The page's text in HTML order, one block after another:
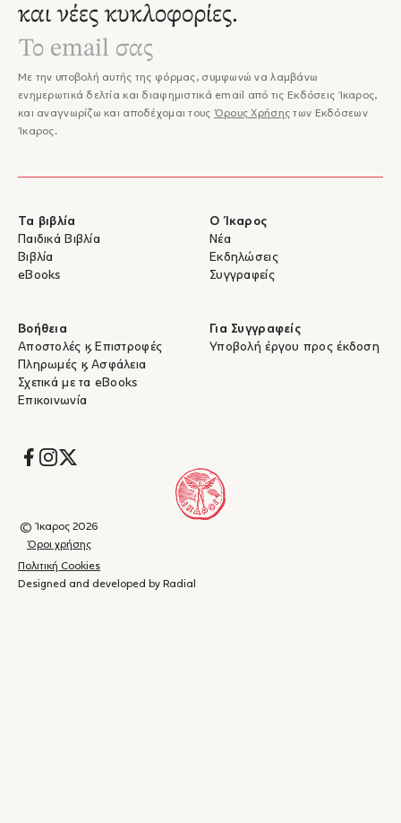
και νέες κυκλοφορίες.
Με την υποβολή αυτής της φόρμας, συμφωνώ να λαμβάνω
ενημερωτικά δελτία και διαφημιστικά email από τις Εκδόσεις Ίκαρος,
και αναγνωρίζω και αποδέχομαι τους Όρους Χρήσης των Εκδόσεων
Ίκαρος.
Τα βιβλία
Παιδικά Βιβλία
Βιβλία
eBooks
Ο Ίκαρος
Νέα
Εκδηλώσεις
Συγγραφείς
Βοήθεια
Αποστολές & Επιστροφές
Πληρωμές & Ασφάλεια
Σχετικά με τα eBooks
Επικοινωνία
Για Συγγραφείς
Υποβολή έργου προς έκδοση
Socials
© Ίκαρος 2026
Όροι χρήσης
Πολιτική Cookies
Designed and developed by Radial